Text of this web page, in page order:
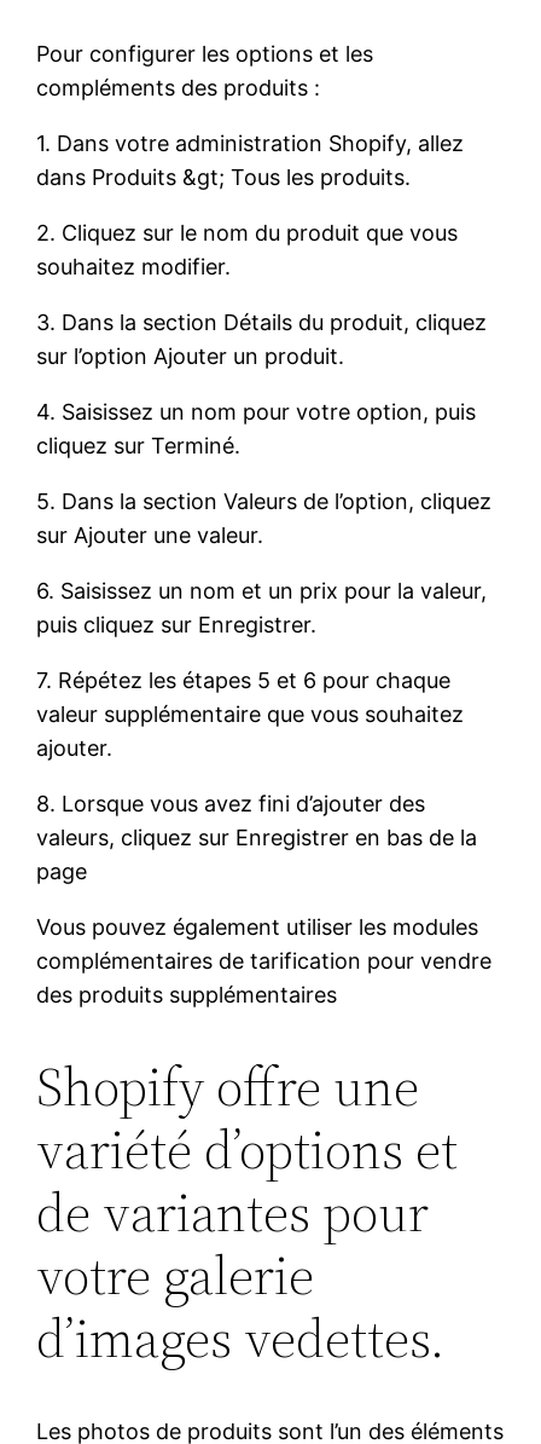
Pour configurer les options et les
compléments des produits :
1. Dans votre administration Shopify, allez
dans Produits &gt; Tous les produits.
2. Cliquez sur le nom du produit que vous
souhaitez modifier.
3. Dans la section Détails du produit, cliquez
sur l’option Ajouter un produit.
4. Saisissez un nom pour votre option, puis
cliquez sur Terminé.
5. Dans la section Valeurs de l’option, cliquez
sur Ajouter une valeur.
6. Saisissez un nom et un prix pour la valeur,
puis cliquez sur Enregistrer.
7. Répétez les étapes 5 et 6 pour chaque
valeur supplémentaire que vous souhaitez
ajouter.
8. Lorsque vous avez fini d’ajouter des
valeurs, cliquez sur Enregistrer en bas de la
page
Vous pouvez également utiliser les modules
complémentaires de tarification pour vendre
des produits supplémentaires
Shopify offre une
variété d’options et
de variantes pour
votre galerie
d’images vedettes.
Les photos de produits sont l’un des éléments